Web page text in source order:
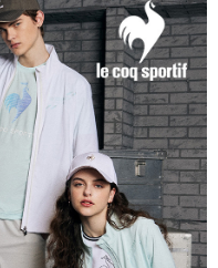
」於每月結算日後寄送繳費提
碼／台灣大直營門市／銀行轉
。
以下簡稱本公司）所提供，讓
，並由商店將買賣／分期付款
帳單繳交帳款。
關係目的，商店將以您的個人
哥大進項蒐集、處理及利用，
認、核對及更正。
oppay.tw/userRule
將跳轉至「AFTEE先享後付」
完成結帳。
。
中的連結，可透過四大超商／
為交易完成。
但若您需要取消訂單，請聯絡
視為有效，需透過AFTEE先享
結帳頁面顯示為準，若有關於
問，請聯繫「AFTEE先享後付
support/home
費
費
費